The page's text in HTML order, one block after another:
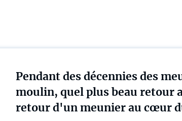
Pendant des décennies des
moulin, quel plus beau retour
retour d'un meunier au cœur